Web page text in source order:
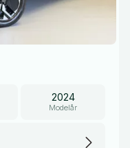
2024
Modelår